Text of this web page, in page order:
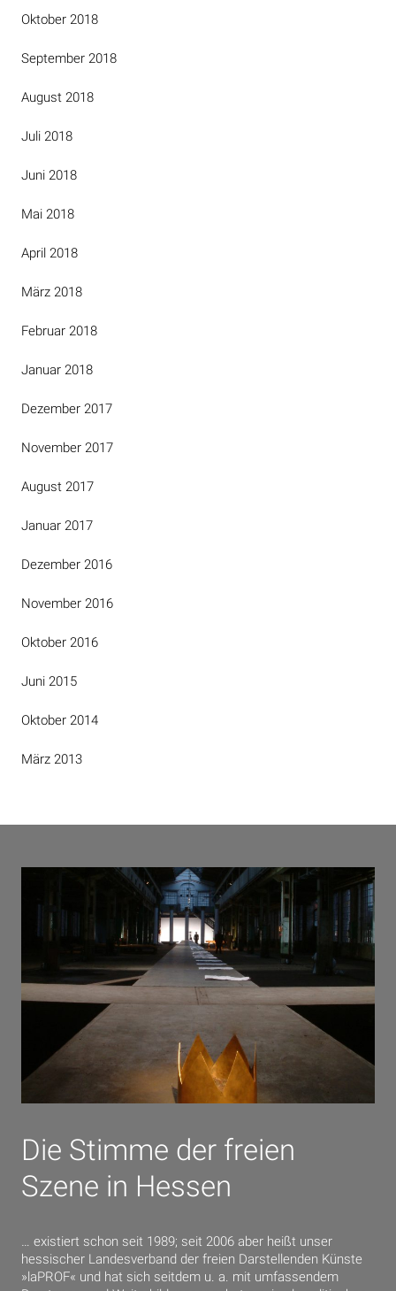
Oktober 2018
September 2018
August 2018
Juli 2018
Juni 2018
Mai 2018
April 2018
März 2018
Februar 2018
Januar 2018
Dezember 2017
November 2017
August 2017
Januar 2017
Dezember 2016
November 2016
Oktober 2016
Juni 2015
Oktober 2014
März 2013
Die Stimme der freien
Szene in Hessen
… existiert schon seit 1989; seit 2006 aber heißt unser
hessischer Landesverband der freien Darstellenden Künste
»laPROF« und hat sich seitdem u. a. mit umfassendem